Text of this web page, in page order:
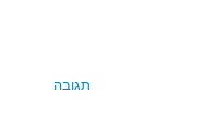
תגובה